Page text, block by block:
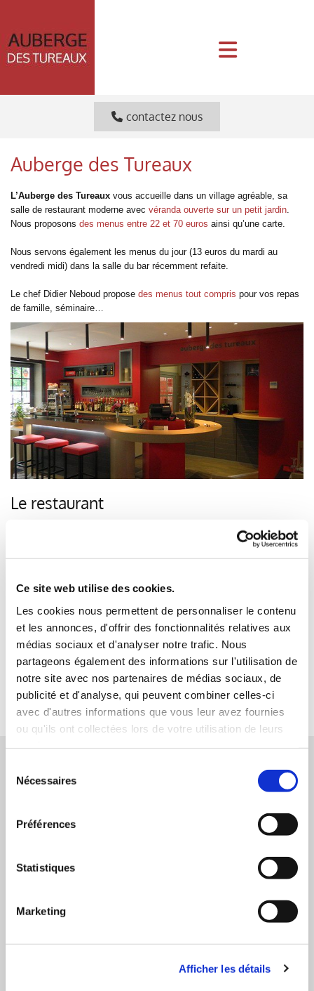
Ce site web utilise des cookies.
Les cookies nous permettent de personnaliser le contenu
et les annonces, d'offrir des fonctionnalités relatives aux
médias sociaux et d'analyser notre trafic. Nous
partageons également des informations sur l'utilisation de
notre site avec nos partenaires de médias sociaux, de
publicité et d'analyse, qui peuvent combiner celles-ci
avec d'autres informations que vous leur avez fournies
ou qu'ils ont collectées lors de votre utilisation de leurs
Nécessaires
Préférences
Statistiques
Marketing
Afficher les détails
contactez nous
Auberge des Tureaux
L’Auberge des Tureaux vous accueille dans un village agréable, sa
salle de restaurant moderne avec véranda ouverte sur un petit jardin.
Nous proposons des menus entre 22 et 70 euros ainsi qu’une carte.
Nous servons également les menus du jour (13 euros du mardi au
vendredi midi) dans la salle du bar récemment refaite.
Le chef Didier Neboud propose des menus tout compris pour vos repas
de famille, séminaire…
Le restaurant
menu du jour et restaurant gastronomique pour prendre son temps.
La carte
Que ce soit pour le plat du jour ou le menu de saison, Didier Neboud est
un fervent défenseur des produits locaux et met un point d'honneur à ne
servir que des produits frais.
En savoir +
AUBERGE DES TUREAUX
Horaires d'ouverture